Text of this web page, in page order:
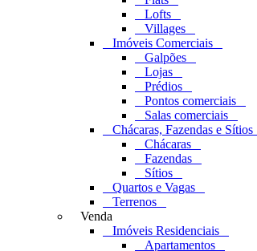
Lofts
Villages
Imóveis Comerciais
Galpões
Lojas
Prédios
Pontos comerciais
Salas comerciais
Chácaras, Fazendas e Sítios
Chácaras
Fazendas
Sítios
Quartos e Vagas
Terrenos
Venda
Imóveis Residenciais
Apartamentos